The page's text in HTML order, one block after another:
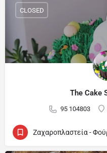
The Cake
95 104803
CLOSED